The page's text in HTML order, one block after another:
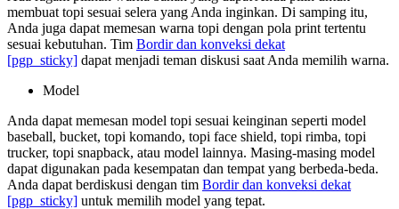
membuat topi sesuai selera yang Anda inginkan. Di samping itu,
Anda juga dapat memesan warna topi dengan pola print tertentu
sesuai kebutuhan. Tim Bordir dan konveksi dekat
[pgp_sticky] dapat menjadi teman diskusi saat Anda memilih warna.
Model
Anda dapat memesan model topi sesuai keinginan seperti model
baseball, bucket, topi komando, topi face shield, topi rimba, topi
trucker, topi snapback, atau model lainnya. Masing-masing model
dapat digunakan pada kesempatan dan tempat yang berbeda-beda.
Anda dapat berdiskusi dengan tim Bordir dan konveksi dekat
[pgp_sticky] untuk memilih model yang tepat.